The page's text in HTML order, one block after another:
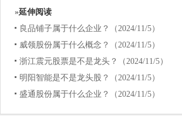
»延伸阅读
良品铺子属于什么企业？（2024/11/5）
威领股份属于什么概念？（2024/11/5）
浙江震元股票是不是龙头？（2024/11/5）
明阳智能是不是龙头股？（2024/11/5）
盛通股份属于什么企业？（2024/11/5）